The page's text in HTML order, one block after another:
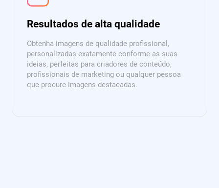
Resultados de alta qualidade
Obtenha imagens de qualidade profissional,
personalizadas exatamente conforme as suas
ideias, perfeitas para criadores de conteúdo,
profissionais de marketing ou qualquer pessoa
que procure imagens destacadas.